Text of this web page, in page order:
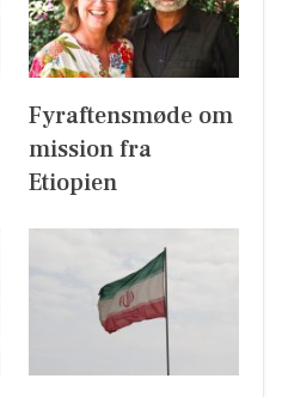
Fyraftensmøde om
mission fra
Etiopien